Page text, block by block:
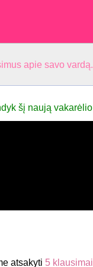
apie savo
šį naują
atsakyti 5